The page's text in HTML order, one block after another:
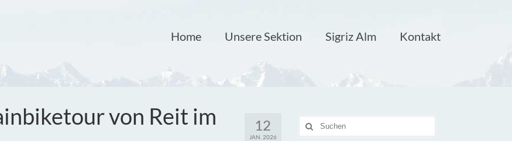
Home Unsere Sektion Sigriz Alm Kontakt
12
JAN. 2026
von Reit im
Suche
nach: